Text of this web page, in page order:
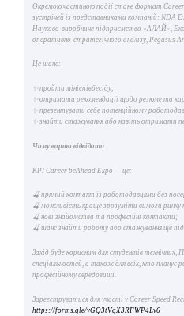
Окремою частиною події стане формат
зустрічей із представниками компаній: NDA
Науково-виробниче підприємство «АЛАЙ»,
оперативно-стратегічного аналізу, Pegasus
Це шанс:
✨ пройти мініспівбесіду;
✨ отримати рекомендації щодо резюме та
✨ презентувати себе потенційному
✨ знайти стажування або навіть отримати
Чому варто відвідати
KPI Career beAhead Expo — це:
🍒 прямий контакт із роботодавцями без
🍒 можливість краще зрозуміти вимоги ринку
🍒 нові знайомства та професійні контакти;
🍒 шанс знайти роботу або стажування ще під
Захід буде корисним для студентів технічних,
спеціальностей, а також для всіх, хто планує
професійному середовищі.
Зареєструватися для участі у Career Speed
https://forms.gle/vGQ3tVgX3RFWP4Lv6